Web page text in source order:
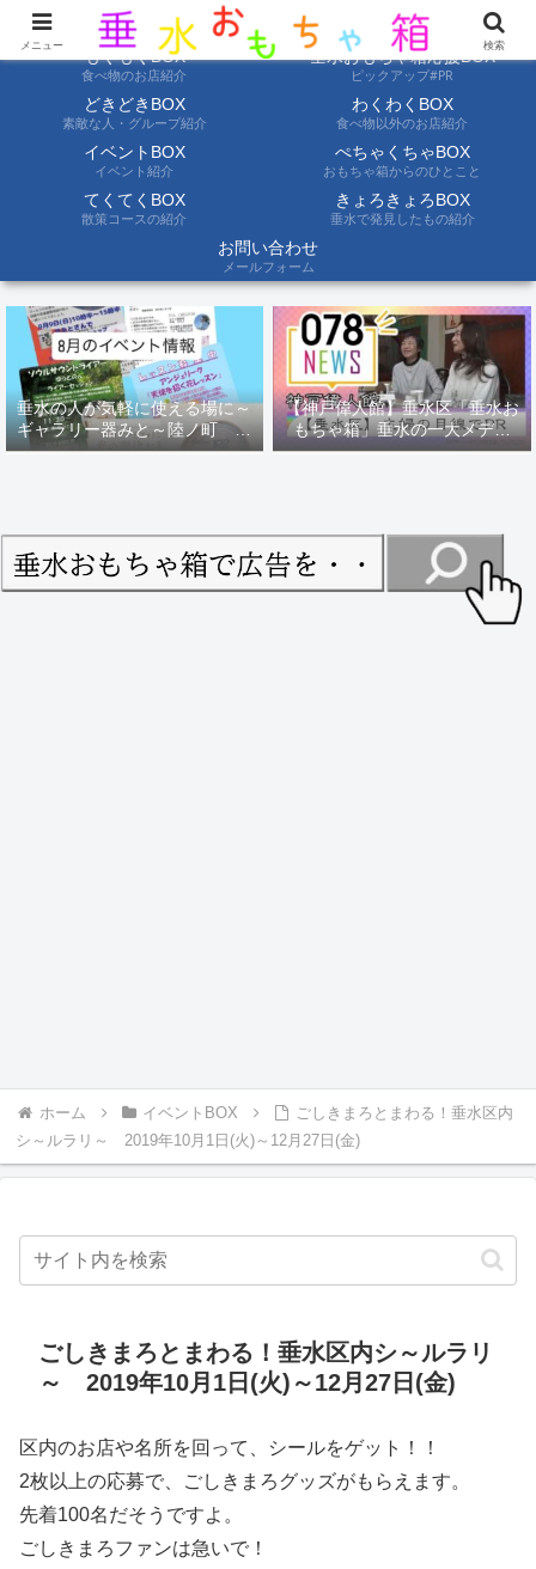
ようこそ垂水おもちゃ箱へ。垂水の情報を自分たちの目でみて聞いて伝えます
もぐもぐBOX
食べ物のお店紹介
垂水おもちゃ箱応援BOX
ピックアップ#PR
どきどきBOX
素敵な人・グループ紹介
わくわくBOX
食べ物以外のお店紹介
イベントBOX
イベント紹介
ぺちゃくちゃBOX
おもちゃ箱からのひとこと
てくてくBOX
散策コースの紹介
きょろきょろBOX
垂水で発見したもの紹介
お問い合わせ
メールフォーム
垂水の人が気軽に使える場に～
ギャラリー器みと～陸ノ町 ８
月のイベント情報
【神戸偉人館】垂水区「垂水お
もちゃ箱」垂水の一大メディ
ア！？｜神戸の魅力を凸インタ
ホーム イベントBOX
ごしきまろとまわる！垂水区内
シ～ルラリ～ 2019年10月1日(火)～12月27日(金)
ごしきまろとまわる！垂水区内シ～ルラリ
～ 2019年10月1日(火)～12月27日(金)
区内のお店や名所を回って、シールをゲット！！
2枚以上の応募で、ごしきまろグッズがもらえます。
先着100名だそうですよ。
ごしきまろファンは急いで！
メニュー 検索